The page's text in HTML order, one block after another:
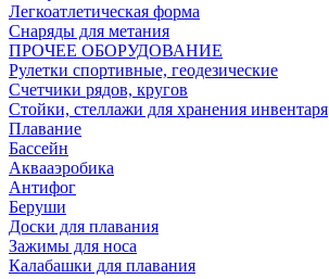
Легкоатлетическая форма
Снаряды для метания
ПРОЧЕЕ ОБОРУДОВАНИЕ
Рулетки спортивные, геодезические
Счетчики рядов, кругов
Стойки, стеллажи для хранения инвентаря
Плавание
Бассейн
Аквааэробика
Антифог
Беруши
Доски для плавания
Зажимы для носа
Калабашки для плавания